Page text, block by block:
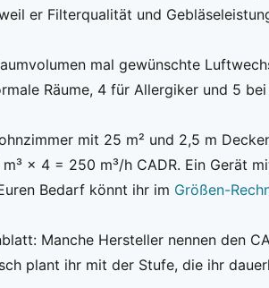
er Filterqualität und
mal gewünschte
Räume, 4 für Allergiker und 5
mit 25 m² und 2,5 m
× 4 = 250 m³/h CADR. Ein Gerät
Bedarf könnt ihr im Größen-
Manche Hersteller nennen den
plant ihr mit der Stufe, die ihr